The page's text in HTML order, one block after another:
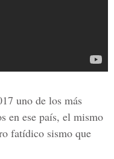
uno de los más
en ese país, el mismo
fatídico sismo que